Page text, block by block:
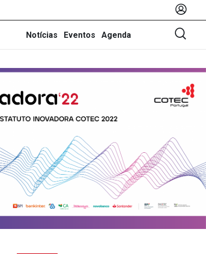
Notícias Eventos Agenda